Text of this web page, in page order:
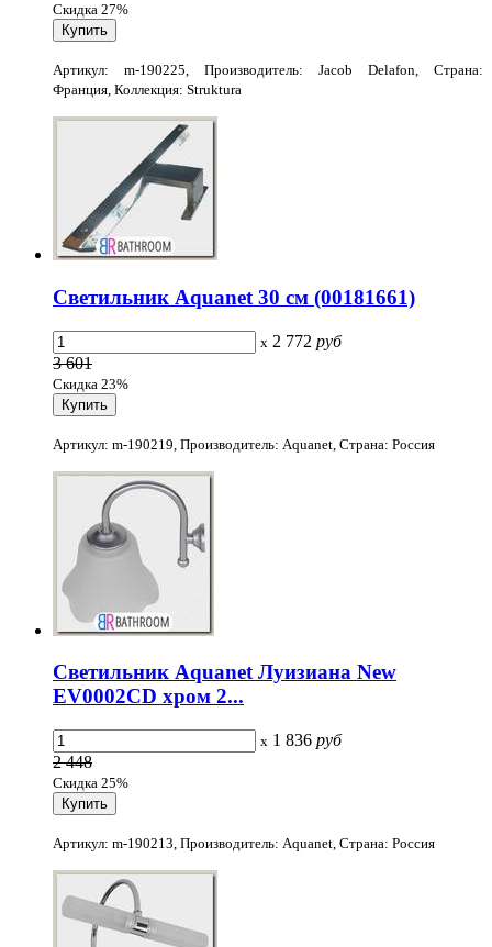
Скидка 27%
Артикул: m-190225, Производитель: Jacob Delafon, Страна:
Франция, Коллекция: Struktura
Светильник Aquanet 30 см (00181661)
x 2 772 руб
3 601
Скидка 23%
Артикул: m-190219, Производитель: Aquanet, Страна: Россия
Светильник Aquanet Луизиана New
EV0002CD хром 2...
x 1 836 руб
2 448
Скидка 25%
Артикул: m-190213, Производитель: Aquanet, Страна: Россия